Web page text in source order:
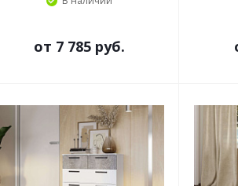
от 7 785 руб.